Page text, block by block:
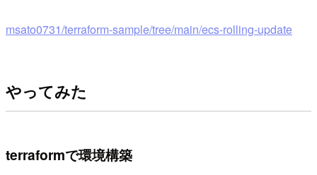
msato0731/terraform-sample/tree/main/ecs-rolling-update
やってみた
terraformで環境構築